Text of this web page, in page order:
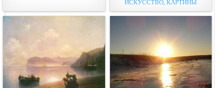
ИСКУССТВО, КАРТИНЫ